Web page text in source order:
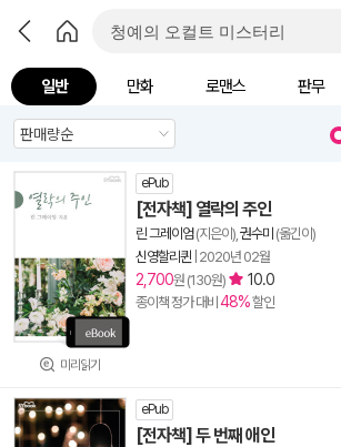
일반 만화 로맨스 판무
미리읽기
ePub
[전자책] 열락의 주인
린 그레이엄 (지은이), 권수미 (옮긴이)
신영할리퀸 2020년 02월
2,700원 (130원) 10.0
종이책 정가 대비 48%할인
ePub
[전자책] 두 번째 애인